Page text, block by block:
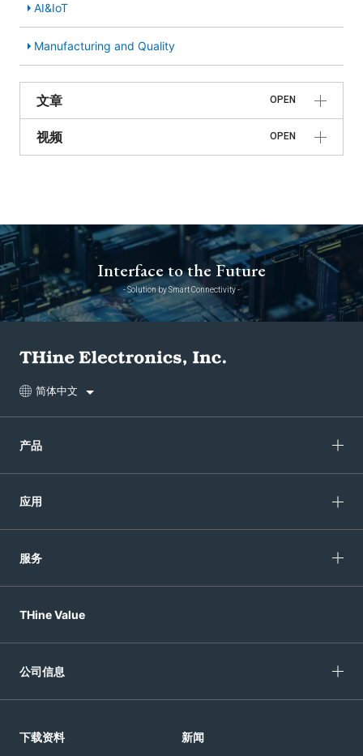
AI&IoT
Manufacturing and Quality
文章 OPEN
视频 OPEN
Interface to the Future
- Solution by Smart Connectivity -
简体中文
产品
应用
服务
THine Value
公司信息
下载资料 新闻